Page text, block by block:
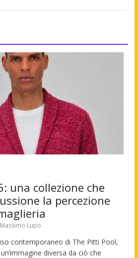
una collezione che
la percezione
Massimo Lupo
contemporaneo di The Pitti Pool,
diversa da ciò che